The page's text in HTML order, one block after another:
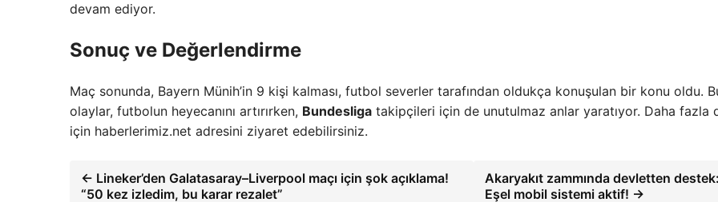
devam ediyor.
Sonuç ve Değerlendirme
Maç sonunda, Bayern Münih’in 9 kişi kalması, futbol severler tarafından oldukça konuşulan bir konu oldu.
olaylar, futbolun heyecanını artırırken, Bundesliga takipçileri için de unutulmaz anlar yaratıyor. Daha fazla
için haberlerimiz.net adresini ziyaret edebilirsiniz.
← Lineker’den Galatasaray–Liverpool maçı için şok açıklama!
“50 kez izledim, bu karar rezalet”
Akaryakıt zammında devletten destek:
Eşel mobil sistemi aktif! →